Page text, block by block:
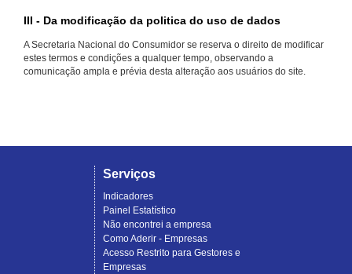
III - Da modificação da politica do uso de dados
A Secretaria Nacional do Consumidor se reserva o direito de modificar
estes termos e condições a qualquer tempo, observando a
comunicação ampla e prévia desta alteração aos usuários do site.
Serviços
Indicadores
Painel Estatístico
Não encontrei a empresa
Como Aderir - Empresas
Acesso Restrito para Gestores e
Empresas